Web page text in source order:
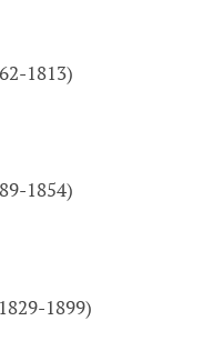
1813)
1854)
1899)